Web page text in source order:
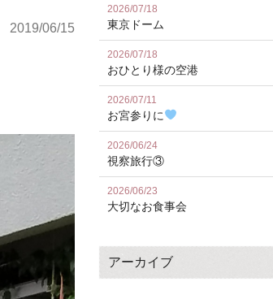
2019/06/15
2026/07/18
東京ドーム
2026/07/18
おひとり様の空港
2026/07/11
お宮参りに
2026/06/24
視察旅行③
2026/06/23
大切なお食事会
アーカイブ